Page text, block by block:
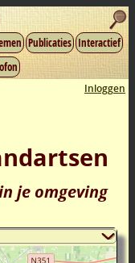
Publicaties Interactief
Inloggen
je omgeving